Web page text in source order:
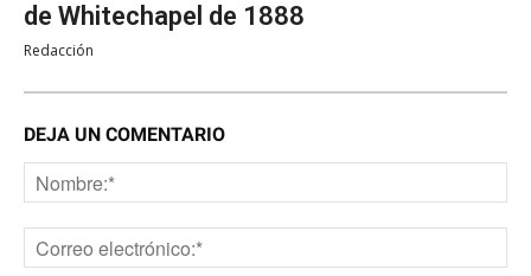
de Whitechapel de 1888
Redacción
DEJA UN COMENTARIO